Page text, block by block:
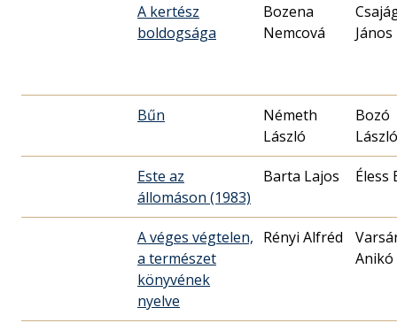
A kertész
boldogsága
Bozena
Nemcová
János
Bűn
Németh
László
Bozó
László
Este az
állomáson (1983)
Barta Lajos Éless
A véges végtelen,
a természet
könyvének
nyelve
Rényi Alfréd
Anikó